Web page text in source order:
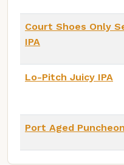
Court Shoes Only
IPA
Lo-Pitch Juicy IPA
Port Aged Puncheon